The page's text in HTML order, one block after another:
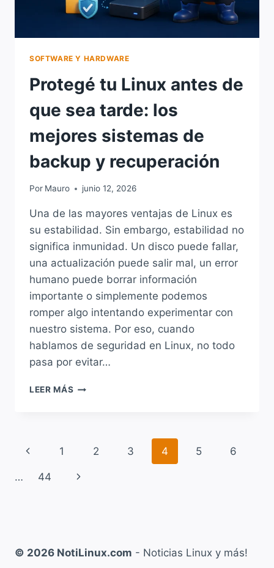
SOFTWARE Y HARDWARE
Protegé tu Linux antes de
que sea tarde: los
mejores sistemas de
backup y recuperación
Por Mauro junio 12, 2026
Una de las mayores ventajas de Linux es
su estabilidad. Sin embargo, estabilidad no
significa inmunidad. Un disco puede fallar,
una actualización puede salir mal, un error
humano puede borrar información
importante o simplemente podemos
romper algo intentando experimentar con
nuestro sistema. Por eso, cuando
hablamos de seguridad en Linux, no todo
pasa por evitar…
LEER MÁS PROTEGÉ
TARDE:
Y
Navegación
de
Página
anterior
1 2 3 4 5 6
… 44
Siguiente
© 2026 NotiLinux.com - Noticias Linux y más!